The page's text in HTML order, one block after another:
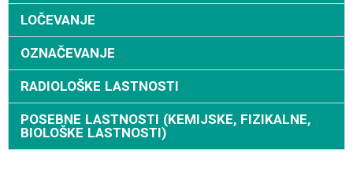
LOČEVANJE
OZNAČEVANJE
RADIOLOŠKE LASTNOSTI
POSEBNE LASTNOSTI (KEMIJSKE, FIZIKALNE,
BIOLOŠKE LASTNOSTI)